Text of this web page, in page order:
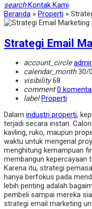
search Kontak Kami
Beranda » Properti »
Strategi Email
account_circle
calendar_month30/
visibility68
comment 0
label Properti
Dalam industri properti,
terjadi secara instan.
kavling, ruko, maupun
waktu untuk mengenal
menghitung kemampuan
membangun kepercayaan
Karena itu, strategi
hanya berfokus pada
lebih penting adalah
pembeli sampai mereka
strategi email marketing